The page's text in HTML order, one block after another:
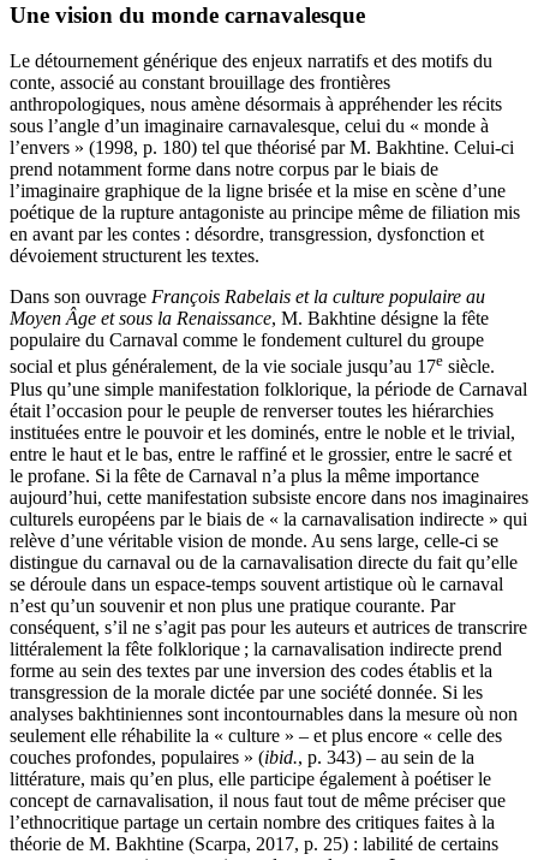
Une vision du monde carnavalesque
Le détournement générique des enjeux narratifs et des motifs du
conte, associé au constant brouillage des frontières
anthropologiques, nous amène désormais à appréhender les récits
sous l’angle d’un imaginaire carnavalesque, celui du « monde à
l’envers » (1998, p. 180) tel que théorisé par M. Bakhtine. Celui-ci
prend notamment forme dans notre corpus par le biais de
l’imaginaire graphique de la ligne brisée et la mise en scène d’une
poétique de la rupture antagoniste au principe même de filiation mis
en avant par les contes : désordre, transgression, dysfonction et
dévoiement structurent les textes.
Dans son ouvrage François Rabelais et la culture populaire au
Moyen Âge et sous la Renaissance, M. Bakhtine désigne la fête
populaire du Carnaval comme le fondement culturel du groupe
social et plus généralement, de la vie sociale jusqu’au 17e siècle.
Plus qu’une simple manifestation folklorique, la période de Carnaval
était l’occasion pour le peuple de renverser toutes les hiérarchies
instituées entre le pouvoir et les dominés, entre le noble et le trivial,
entre le haut et le bas, entre le raffiné et le grossier, entre le sacré et
le profane. Si la fête de Carnaval n’a plus la même importance
aujourd’hui, cette manifestation subsiste encore dans nos imaginaires
culturels européens par le biais de « la carnavalisation indirecte » qui
relève d’une véritable vision de monde. Au sens large, celle-ci se
distingue du carnaval ou de la carnavalisation directe du fait qu’elle
se déroule dans un espace-temps souvent artistique où le carnaval
n’est qu’un souvenir et non plus une pratique courante. Par
conséquent, s’il ne s’agit pas pour les auteurs et autrices de transcrire
littéralement la fête folklorique ; la carnavalisation indirecte prend
forme au sein des textes par une inversion des codes établis et la
transgression de la morale dictée par une société donnée. Si les
analyses bakhtiniennes sont incontournables dans la mesure où non
seulement elle réhabilite la « culture » – et plus encore « celle des
couches profondes, populaires » (ibid., p. 343) – au sein de la
littérature, mais qu’en plus, elle participe également à poétiser le
concept de carnavalisation, il nous faut tout de même préciser que
l’ethnocritique partage un certain nombre des critiques faites à la
théorie de M. Bakhtine (Scarpa, 2017, p. 25) : labilité de certains